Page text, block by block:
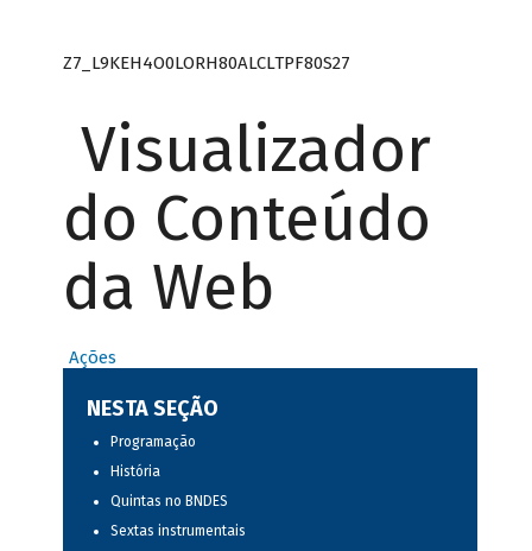
Z7_L9KEH4O0LORH80ALCLTPF80S27
Visualizador
do Conteúdo
da Web
Ações
NESTA SEÇÃO
Programação
História
Quintas no BNDES
Sextas instrumentais